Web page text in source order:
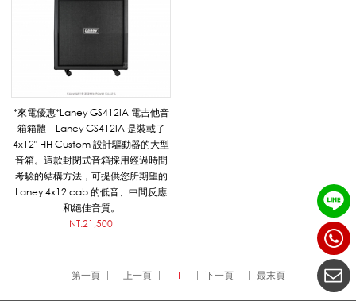
列
_
*來電優惠*Laney GS412IA 電吉他音
箱箱體 Laney GS412IA 是裝載了
4x12" HH Custom 設計驅動器的大型
音箱。這款封閉式音箱採用經過時間
考驗的結構方法，可提供您所期望的
Laney 4x12 cab 的低音、中間反應
和絕佳音質。
NT.21,500
第一頁 上一頁 1 下一頁 最末頁